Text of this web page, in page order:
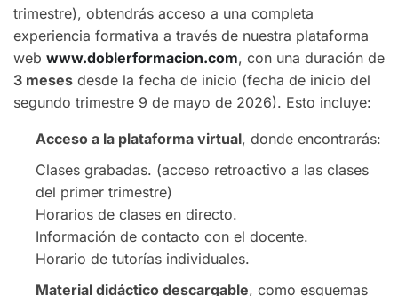
trimestre), obtendrás acceso a una completa
experiencia formativa a través de nuestra plataforma
web www.doblerformacion.com, con una duración de
3 meses desde la fecha de inicio (fecha de inicio del
segundo trimestre 9 de mayo de 2026). Esto incluye:
Acceso a la plataforma virtual, donde encontrarás:
Clases grabadas. (acceso retroactivo a las clases
del primer trimestre)
Horarios de clases en directo.
Información de contacto con el docente.
Horario de tutorías individuales.
Material didáctico descargable, como esquemas